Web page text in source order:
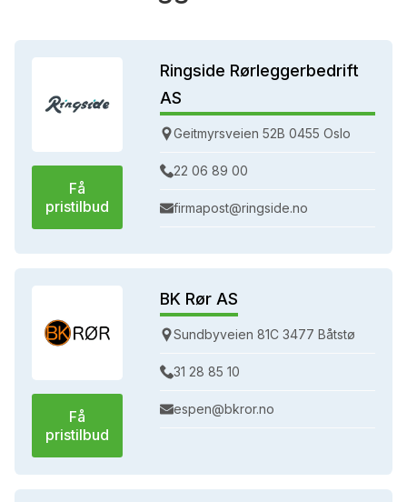
Få
pristilbud
Ringside Rørleggerbedrift
AS
Geitmyrsveien 52B 0455 Oslo
22 06 89 00
firmapost@ringside.no
Få
pristilbud
BK Rør AS
Sundbyveien 81C 3477 Båtstø
31 28 85 10
espen@bkror.no